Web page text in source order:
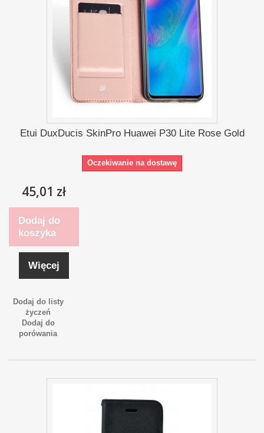
Etui DuxDucis SkinPro Huawei P30 Lite Rose Gold
Oczekiwanie na dostawę
45,01 zł
Dodaj do
koszyka
Więcej
Dodaj do listy
życzeń
Dodaj do
porówania